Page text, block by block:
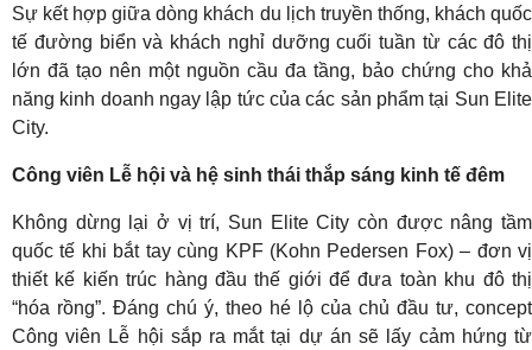
Sự kết hợp giữa dòng khách du lịch truyền thống, khách quốc
tế đường biển và khách nghỉ dưỡng cuối tuần từ các đô thị
lớn đã tạo nên một nguồn cầu đa tầng, bảo chứng cho khả
năng kinh doanh ngay lập tức của các sản phẩm tại Sun Elite
City.
Công viên Lễ hội và hệ sinh thái thắp sáng kinh tế đêm
Không dừng lại ở vị trí, Sun Elite City còn được nâng tầm
quốc tế khi bắt tay cùng KPF (Kohn Pedersen Fox) – đơn vị
thiết kế kiến trúc hàng đầu thế giới để đưa toàn khu đô thị
“hóa rồng”. Đáng chú ý, theo hé lộ của chủ đầu tư, concept
Công viên Lễ hội sắp ra mắt tại dự án sẽ lấy cảm hứng từ